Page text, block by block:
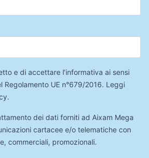
e di accettare l’informativa ai sensi
Regolamento UE n°679/2016. Leggi
.
dei dati forniti ad Aixam Mega
cartacee e/o telematiche con
commerciali, promozionali.